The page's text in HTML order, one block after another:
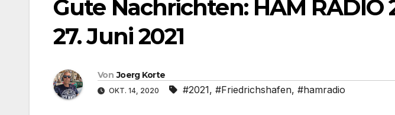
Gute Nachrichten: HAM RADIO
27. Juni 2021
Von Joerg Korte
OKT. 14, 2020 #2021, #Friedrichshafen, #hamradio